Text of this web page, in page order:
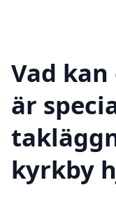
Vad
är
kyrkby